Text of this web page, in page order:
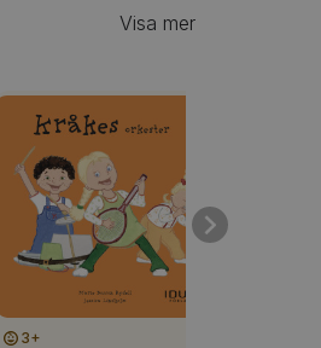
Visa mer
3+